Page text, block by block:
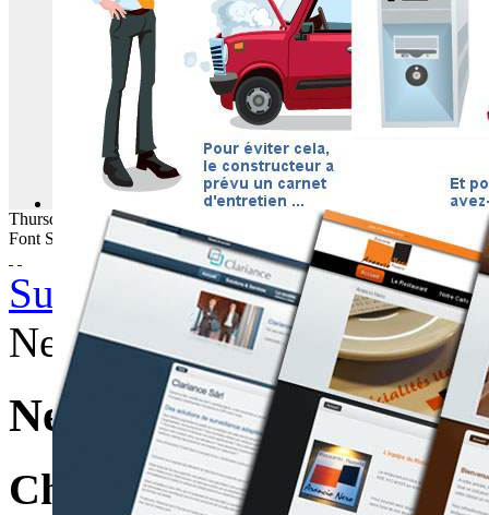
Thursday August 2026
Font Size
Subscribe to this RSS feed
News Grande Région
News Grande Région
Children categories